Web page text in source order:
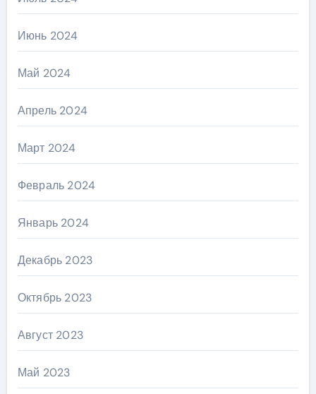
Июнь 2024
Май 2024
Апрель 2024
Март 2024
Февраль 2024
Январь 2024
Декабрь 2023
Октябрь 2023
Август 2023
Май 2023